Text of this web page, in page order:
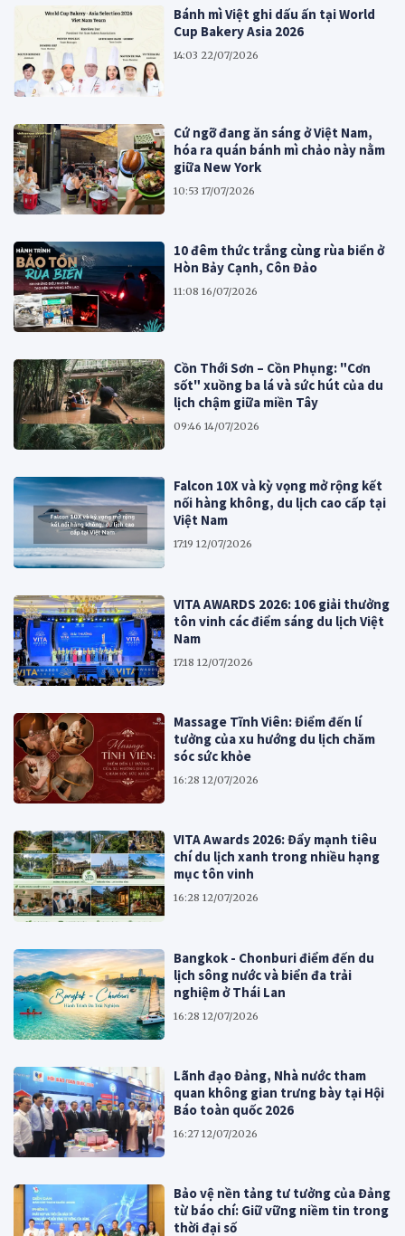
Bánh mì Việt ghi dấu ấn tại World
Cup Bakery Asia 2026
14:03 22/07/2026
Cứ ngỡ đang ăn sáng ở Việt Nam,
hóa ra quán bánh mì chảo này nằm
giữa New York
10:53 17/07/2026
10 đêm thức trắng cùng rùa biển ở
Hòn Bảy Cạnh, Côn Đảo
11:08 16/07/2026
Cồn Thới Sơn – Cồn Phụng: "Cơn
sốt" xuồng ba lá và sức hút của du
lịch chậm giữa miền Tây
09:46 14/07/2026
Falcon 10X và kỳ vọng mở rộng kết
nối hàng không, du lịch cao cấp tại
Việt Nam
17:19 12/07/2026
VITA AWARDS 2026: 106 giải thưởng
tôn vinh các điểm sáng du lịch Việt
Nam
17:18 12/07/2026
Massage Tĩnh Viên: Điểm đến lí
tưởng của xu hướng du lịch chăm
sóc sức khỏe
16:28 12/07/2026
VITA Awards 2026: Đẩy mạnh tiêu
chí du lịch xanh trong nhiều hạng
mục tôn vinh
16:28 12/07/2026
Bangkok - Chonburi điểm đến du
lịch sông nước và biển đa trải
nghiệm ở Thái Lan
16:28 12/07/2026
Lãnh đạo Đảng, Nhà nước tham
quan không gian trưng bày tại Hội
Báo toàn quốc 2026
16:27 12/07/2026
Bảo vệ nền tảng tư tưởng của Đảng
từ báo chí: Giữ vững niềm tin trong
thời đại số